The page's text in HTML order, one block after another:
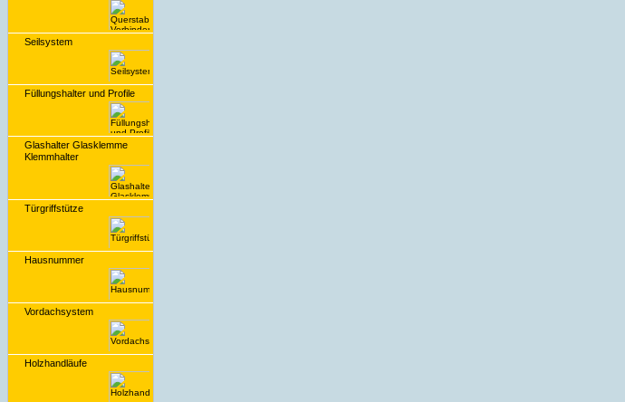
Seilsystem
Füllungshalter und Profile
Glashalter Glasklemme
Klemmhalter
Türgriffstütze
Hausnummer
Vordachsystem
Holzhandläufe